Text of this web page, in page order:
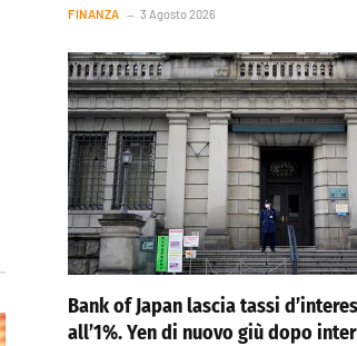
FINANZA 3 Agosto 2026
Bank of Japan lascia tassi
all’1%. Yen di nuovo giù dopo